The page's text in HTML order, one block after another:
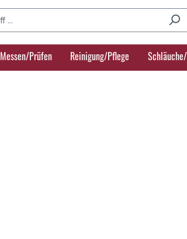
Messen/Prüfen Reinigung/Pflege